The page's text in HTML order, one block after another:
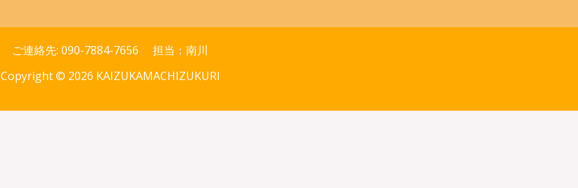
ご連絡先: 090-7884-7656 担当：南川
Copyright © 2026 KAIZUKAMACHIZUKURI